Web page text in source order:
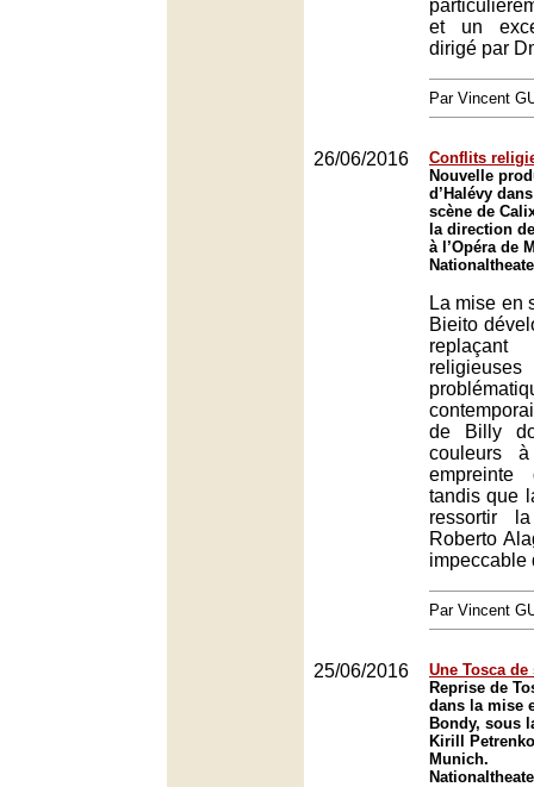
et un
dirigé par
Par Vincent
26/06/2016
Conflits
Nouvelle
d’Halévy
scène de
la direction
à l’Opéra de
La mise en
Bieito
replaçant
de Billy
couleurs
tandis que
ressortir
Roberto
impeccable
Par Vincent
25/06/2016
Une Tosca de
Reprise de
dans la mise
Bondy, sous
Kirill
Munich.